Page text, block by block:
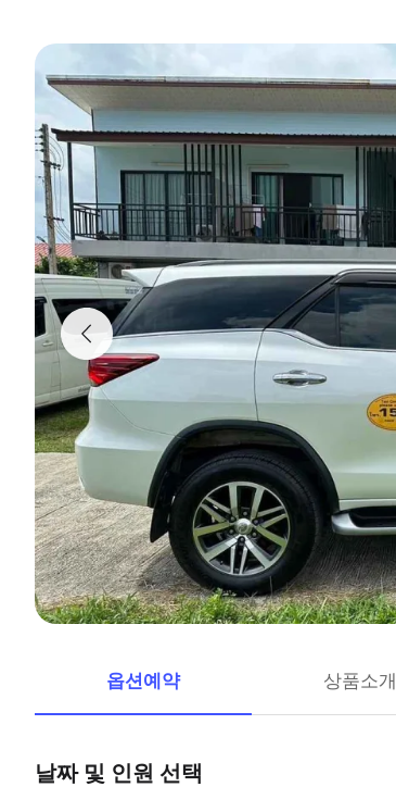
옵션예약 상품소개
날짜 및 인원 선택